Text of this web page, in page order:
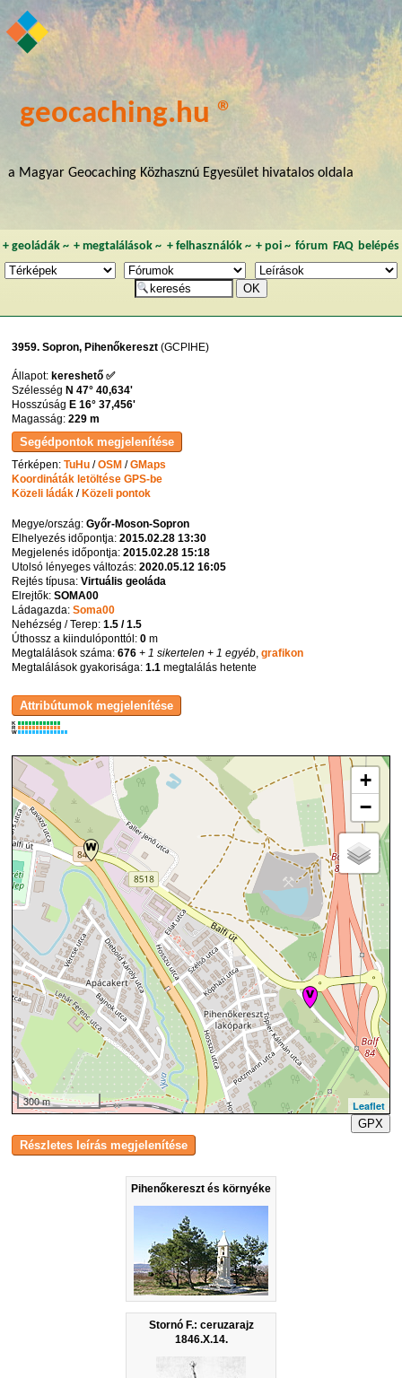
geocaching.hu ®
a Magyar Geocaching Közhasznú Egyesület hivatalos oldala
+ geoládák~ +megtalálások ~ + felhasználók~ + poi~ fórum FAQ belépés
3959. Sopron, Pihenőkereszt (GCPIHE)
Pihenőkereszt és környéke
Stornó F.: ceruzarajz
1846.X.14.
Állapot:kereshető ✅
SzélességN 47° 40,634'
HosszúságE 16° 37,456'
Magasság:229 m
Térképen:TuHu /OSM /GMaps
Koordináták letöltése GPS-be
Közeli ládák /Közeli pontok
Megye/ország:Győr-Moson-Sopron
Elhelyezés időpontja:2015.02.28 13:30
Megjelenés időpontja:2015.02.28 15:18
Utolsó lényeges változás:2020.05.12 16:05
Rejtés típusa:Virtuális geoláda
Elrejtők:SOMA00
Ládagazda:Soma00
Nehézség / Terep:1.5 / 1.5
Úthossz a kiindulóponttól:0 m
Megtalálások száma:676 + 1 sikertelen + 1 egyéb ,grafikon
Megtalálások gyakorisága:1.1 megtalálás hetente
K
R
W
+
−
300 m
Leaflet
GPX